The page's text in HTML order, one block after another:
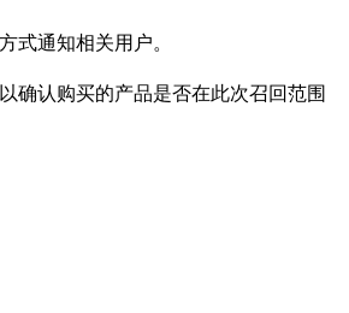
式通知相关用户。
确认购买的产品是否在此次召回范围